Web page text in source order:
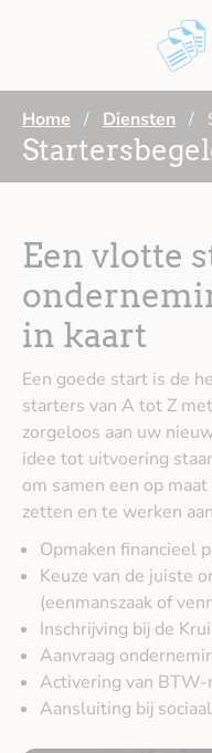
Home / Diensten /
Een vlotte
in kaart
Een goede start is de
starters van A tot Z
zorgeloos aan uw
idee tot uitvoering
om samen een op
zetten en te werken
Opmaken financieel
Keuze van de juiste
(eenmanszaak of
Inschrijving bij de
Aanvraag
Activering van
Aansluiting bij